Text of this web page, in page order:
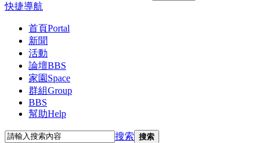
快捷導航
首頁Portal
新聞
活動
論壇BBS
家園 Space
群組Group
BBS
幫助Help
搜索 搜索